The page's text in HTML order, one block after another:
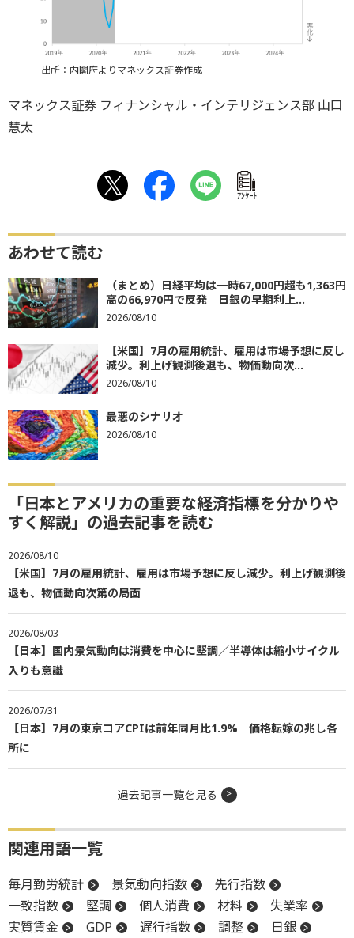
出所：内閣府よりマネックス証券作成
マネックス証券 フィナンシャル・インテリジェンス部 山口
慧太
ｱﾝｹｰﾄ
あわせて読む
（まとめ）日経平均は一時67,000円超も1,363円
高の66,970円で反発 日銀の早期利上...
2026/08/10
【米国】7月の雇用統計、雇用は市場予想に反し
減少。利上げ観測後退も、物価動向次...
2026/08/10
最悪のシナリオ
2026/08/10
「日本とアメリカの重要な経済指標を分かりや
すく解説」の過去記事を読む
2026/08/10
【米国】7月の雇用統計、雇用は市場予想に反し減少。利上げ観測後
退も、物価動向次第の局面
2026/08/03
【日本】国内景気動向は消費を中心に堅調／半導体は縮小サイクル
入りも意識
2026/07/31
【日本】7月の東京コアCPIは前年同月比1.9% 価格転嫁の兆し各
所に
過去記事一覧を見る
関連用語一覧
毎月勤労統計 景気動向指数
先行指数
一致指数
堅調 個人消費 材料
失業率
実質賃金
GDP 遅行指数 調整 日銀